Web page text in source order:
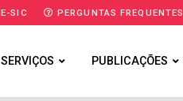
E-SIC PERGUNTAS FREQUENTES
SERVIÇOS PUBLICAÇÕES